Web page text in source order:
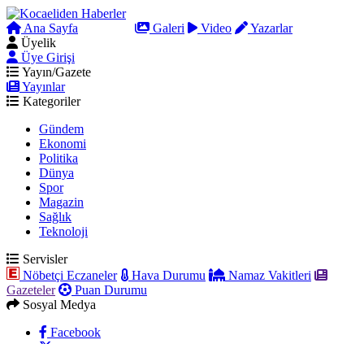
Ana Sayfa Galeri Video
Yazarlar
Üyelik
Üye Girişi
Yayın/Gazete
Yayınlar
Kategoriler
Gündem
Ekonomi
Politika
Dünya
Spor
Magazin
Sağlık
Teknoloji
Servisler
Nöbetçi Eczaneler
Hava Durumu
Namaz Vakitleri
Gazeteler
Puan Durumu
Sosyal Medya
Facebook